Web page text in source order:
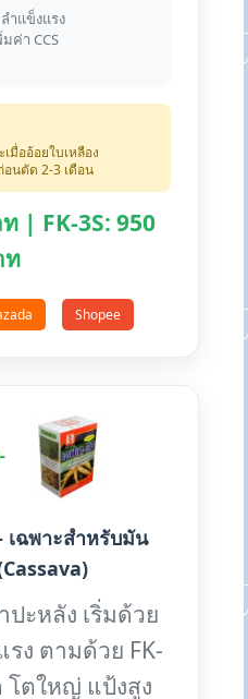
ลำแข็งแรง
มค่า CCS
มื่ออ้อยใบเหลือง
อนตัด 2-3 เดือน
| FK-3S: 950
ท
Shopee
เฉพาะสำหรับมัน
ะหลัง เริ่มด้วย
รง ตามด้วย FK-
โตใหญ่ แป้งสูง